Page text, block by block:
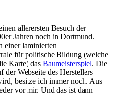
allerersten Besuch der
Jahren noch in Dortmund.
einer laminierten
für politische Bildung (welche
Karte) das Baumeisterspiel. Die
der Webseite des Herstellers
besitze ich immer noch. Aus
vor mir. Und das ist dann